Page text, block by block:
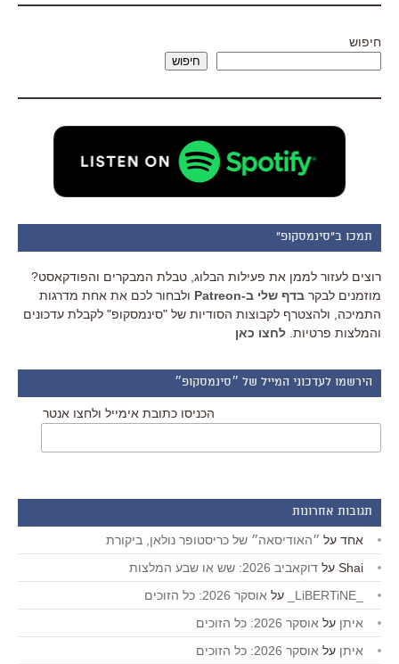
חיפוש
חיפוש
תמכו ב"סינמסקופ"
רוצים לעזור לממן את פעילות הבלוג, טבלת המבקרים והפודקאסט?
מוזמנים לבקר בדף שלי ב-Patreon
ולבחור לכם את אחת מדרגות
התמיכה, ולהצטרף לקבוצות הסודיות של "סינמסקופ" לקבלת עדכונים
והמלצות פרטיות. לחצו כאן
הירשמו לעדכוני המייל של ״סינמסקופ״
הכניסו כתובת אימייל ולחצו אנטר
תגובות אחרונות
אחד על ״האודיסאה״ של כריסטופר נולאן, ביקורת
Shai על דוקאביב 2026: שש או שבע המלצות
על אוסקר 2026: כל הזוכים
איתן על אוסקר 2026: כל הזוכים
איתן על אוסקר 2026: כל הזוכים